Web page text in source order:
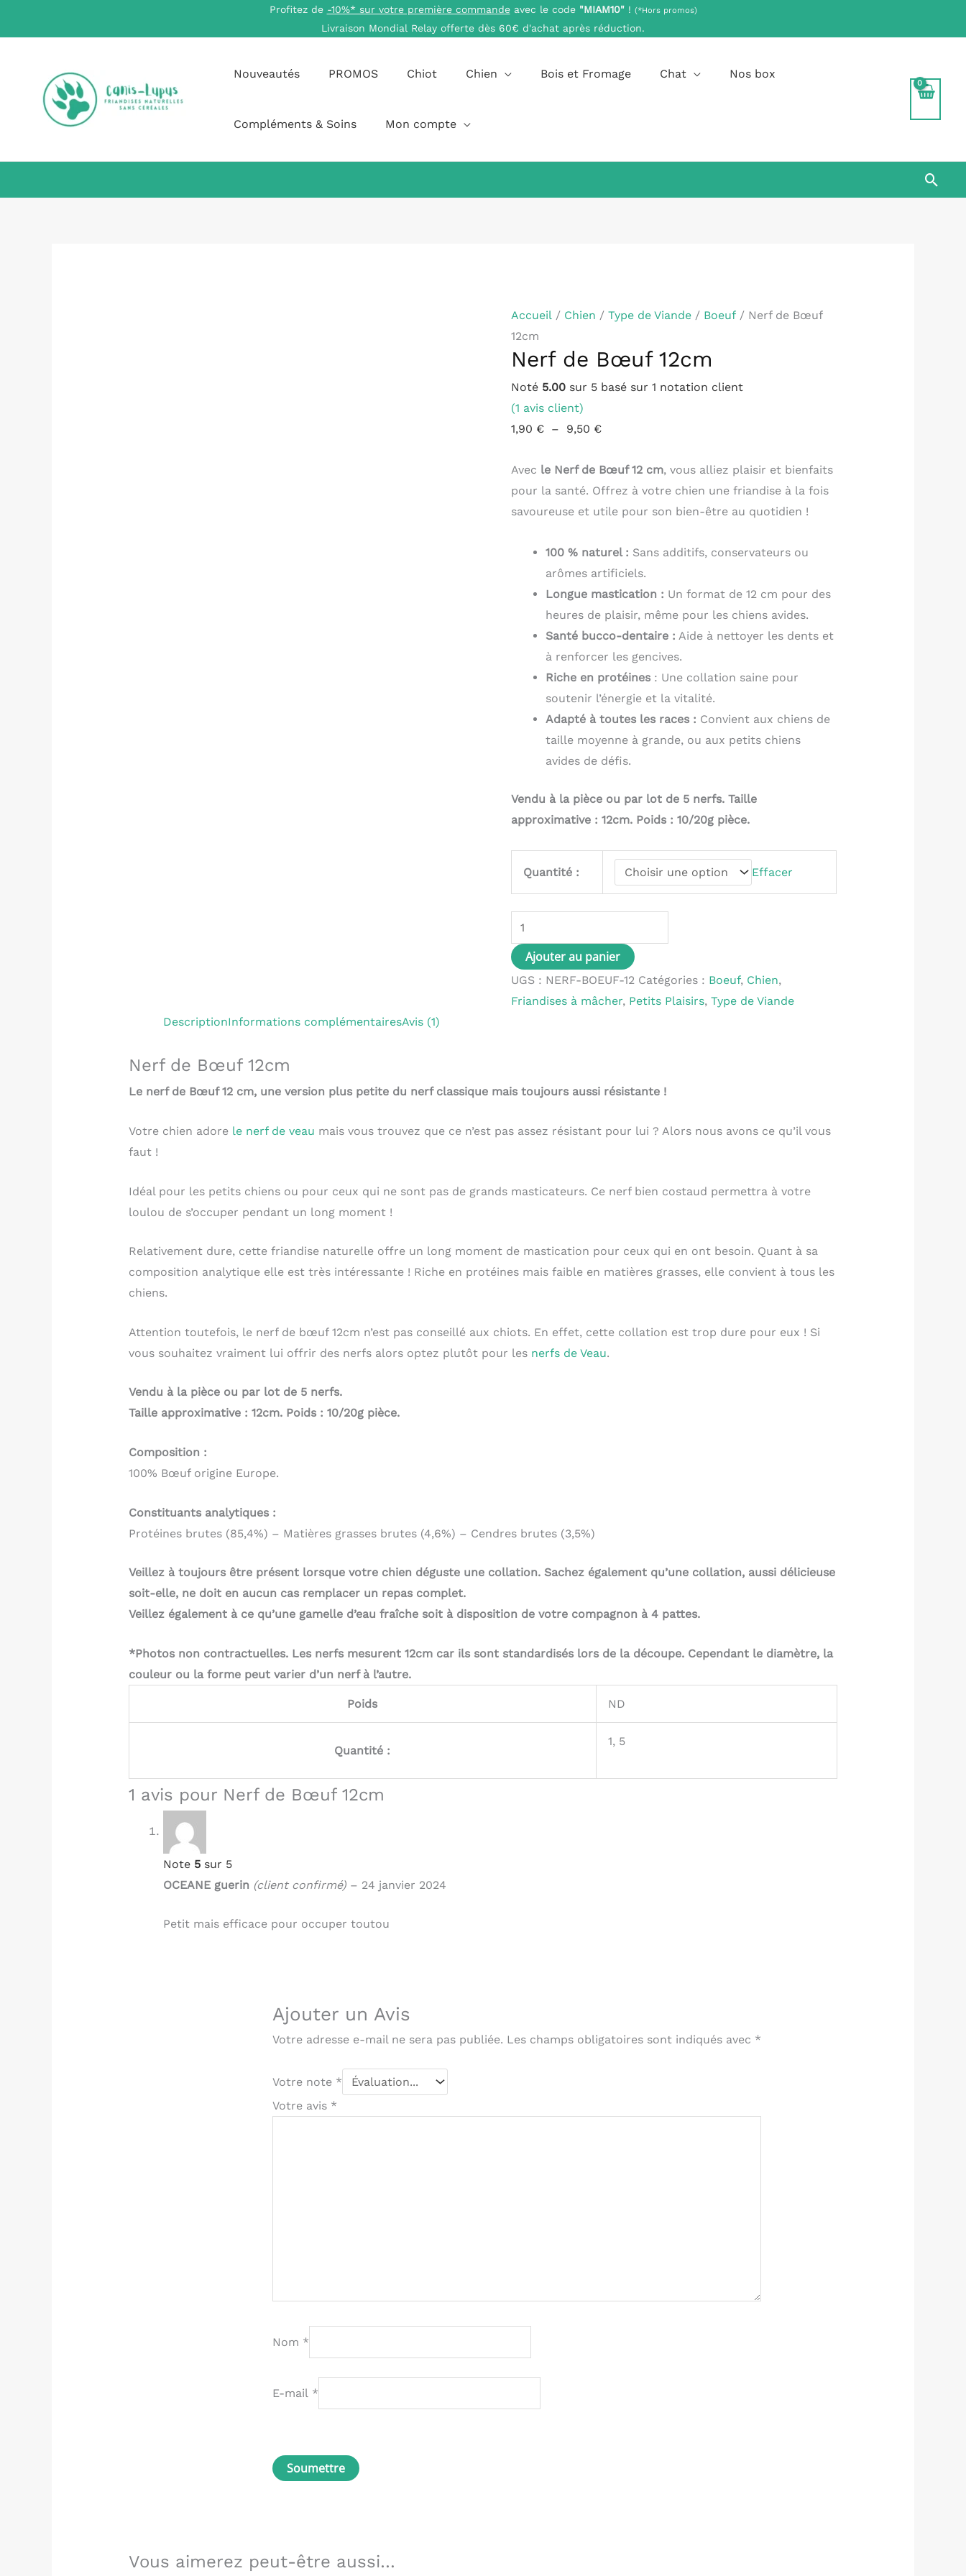
Profitez de -10%* sur votre première commandeavec le code "MIAM10"! (*Hors promos)
Livraison Mondial Relay offerte dès 60€ d'achat après réduction.
Nouveautés PROMOS Chiot Chien Bois et Fromage Chat Nos box
Compléments & Soins Mon compte
Accueil / Chien /Type de Viande / Boeuf / Nerf de Bœuf
12cm
Nerf de Bœuf 12cm
Noté 5.00 sur 5 basé sur1 notation client
(1 avis client)
1,90 € – 9,50 €
1,90 €
9,50 €
Avec le Nerf de Bœuf 12 cm, vous alliez plaisir et bienfaits
pour la santé. Offrez à votre chien une friandise à la fois
savoureuse et utile pour son bien-être au quotidien !
100 % naturel : Sans additifs, conservateurs ou
arômes artificiels.
Longue mastication : Un format de 12 cm pour des
heures de plaisir, même pour les chiens avides.
Santé bucco-dentaire : Aide à nettoyer les dents et
à renforcer les gencives.
Riche en protéines : Une collation saine pour
soutenir l’énergie et la vitalité.
Adapté à toutes les races : Convient aux chiens de
taille moyenne à grande, ou aux petits chiens
avides de défis.
Vendu à la pièce ou par lot de 5 nerfs. Taille
approximative : 12cm. Poids : 10/20g pièce.
Quantité : Effacer
de
Bœuf
12cm
Ajouter au panier
UGS : NERF-BOEUF-12 Catégories : Boeuf, Chien,
Friandises à mâcher, Petits Plaisirs,Type de Viande
DescriptionInformations complémentairesAvis (1)
Nerf de Bœuf 12cm
Le nerf de Bœuf 12 cm, une version plus petite du nerf classique mais toujours aussi résistante !
Votre chien adore le nerf de veau mais vous trouvez que ce n’est pas assez résistant pour lui ? Alors nous avons ce qu’il vous
faut !
Idéal pour les petits chiens ou pour ceux qui ne sont pas de grands masticateurs. Ce nerf bien costaud permettra à votre
loulou de s’occuper pendant un long moment !
Relativement dure, cette friandise naturelle offre un long moment de mastication pour ceux qui en ont besoin. Quant à sa
composition analytique elle est très intéressante ! Riche en protéines mais faible en matières grasses, elle convient à tous les
chiens.
Attention toutefois, le nerf de bœuf 12cm n’est pas conseillé aux chiots. En effet, cette collation est trop dure pour eux ! Si
vous souhaitez vraiment lui offrir des nerfs alors optez plutôt pour les nerfs de Veau.
Vendu à la pièce ou par lot de 5 nerfs.
Taille approximative : 12cm. Poids : 10/20g pièce.
Composition :
100% Bœuf origine Europe.
Constituants analytiques :
Protéines brutes (85,4%) – Matières grasses brutes (4,6%) – Cendres brutes (3,5%)
Veillez à toujours être présent lorsque votre chien déguste une collation. Sachez également qu’une collation, aussi délicieuse
soit-elle, ne doit en aucun cas remplacer un repas complet.
Veillez également à ce qu’une gamelle d’eau fraîche soit à disposition de votre compagnon à 4 pattes.
*Photos non contractuelles. Les nerfs mesurent 12cm car ils sont standardisés lors de la découpe. Cependant le diamètre, la
couleur ou la forme peut varier d’un nerf à l’autre.
Poids ND
Quantité :
1, 5
1 avis pour Nerf de Bœuf 12cm
Note 5sur 5
OCEANE guerin (client confirmé) – 24 janvier 2024
Petit mais efficace pour occuper toutou
Ajouter un Avis
Votre adresse e-mail ne sera pas publiée. Les champs obligatoires sont indiqués avec *
Votre note *
Votre avis *
Nom *
E-mail *
Vous aimerez peut-être aussi…